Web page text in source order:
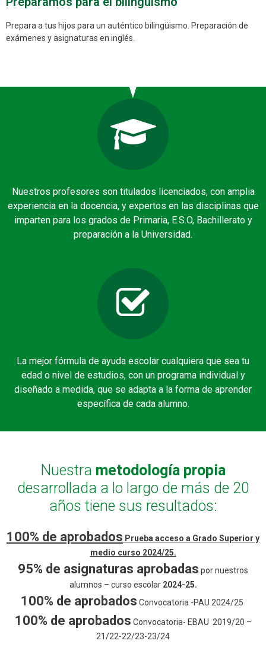
Prepara a tus hijos para un auténtico bilingüismo. Preparación de
exámenes y asignaturas en inglés.
Nuestros profesores son titulados licenciados, con amplia
experiencia en la docencia, y expertos en las disciplinas que
imparten para los grados de Primaria, E.S.O, Bachillerato y
preparación a la Universidad.
La mejor fórmula de ayuda escolar cualquiera que sea tu
edad o nivel de estudios, con un programa individual y
diseñado a medida, que se adapta a la forma de aprender
específica de cada alumno.
Nuestra metodología propia
desarrollada a lo largo de más de 20
años tiene sus resultados:
100% de aprobados Prueba acceso a Grado Superior y
medio curso 2024/25.
95% de asignaturas aprobadas por nuestros
alumnos – curso escolar 2024-25.
100% de aprobados Convocatoria -PAU 2024/25
100% de aprobados Convocatoria- EBAU 2019/20 –
21/22-22/23-23/24